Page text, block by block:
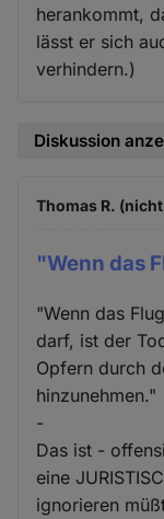
herankommt,
lässt er sich
verhindern.)
Diskussion
Thomas R.
"Wenn das
"Wenn das
darf, ist der
Opfern durch
hinzunehmen."
-
Das ist -
eine
ignorieren